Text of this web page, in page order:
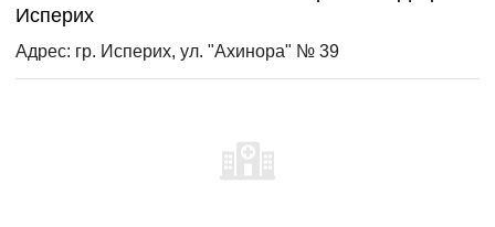
Исперих
Адрес: гр. Исперих, ул. "Ахинора" № 39